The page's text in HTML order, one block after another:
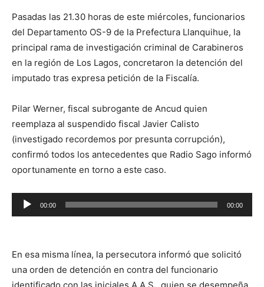
Pasadas las 21.30 horas de este miércoles, funcionarios
del Departamento OS-9 de la Prefectura Llanquihue, la
principal rama de investigación criminal de Carabineros
en la región de Los Lagos, concretaron la detención del
imputado tras expresa petición de la Fiscalía.
Pilar Werner, fiscal subrogante de Ancud quien
reemplaza al suspendido fiscal Javier Calisto
(investigado recordemos por presunta corrupción),
confirmó todos los antecedentes que Radio Sago informó
oportunamente en torno a este caso.
Reproductor
de
00:00 00:00
En esa misma línea, la persecutora informó que solicitó
una orden de detención en contra del funcionario